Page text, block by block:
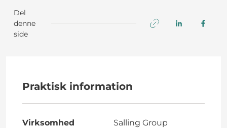
Del
denne
side
Praktisk information
Virksomhed Salling Group